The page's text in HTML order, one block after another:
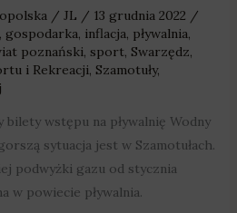
/ JL / 13 grudnia 2022 /
gospodarka, inflacja, pływalnia,
poznański, sport, Swarzędz,
i Rekreacji, Szamotuły,
bilety wstępu na pływalnię Wodny
sytuacja jest w Szamotułach.
podwyżki gazu od stycznia
w powiecie pływalnia.